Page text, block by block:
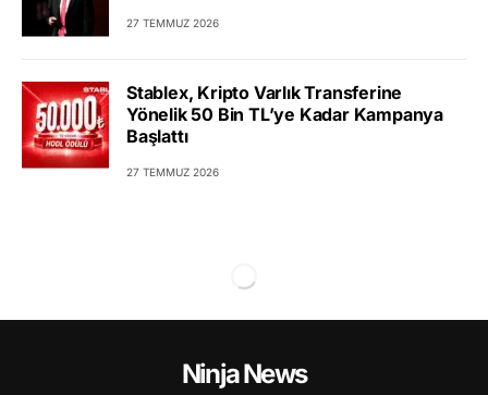
27 TEMMUZ 2026
Stablex, Kripto Varlık Transferine
Yönelik 50 Bin TL’ye Kadar Kampanya
Başlattı
27 TEMMUZ 2026
Ninja News